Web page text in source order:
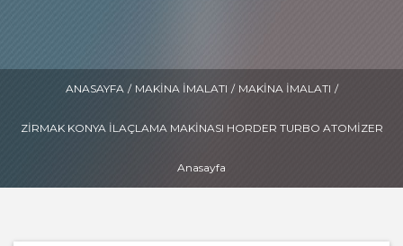
ANASAYFA / MAKINA İMALATI / MAKINA İMALATI /
ZİRMAK KONYA İLAÇLAMA MAKINASI HORDER TURBO ATOMIZER
Anasayfa